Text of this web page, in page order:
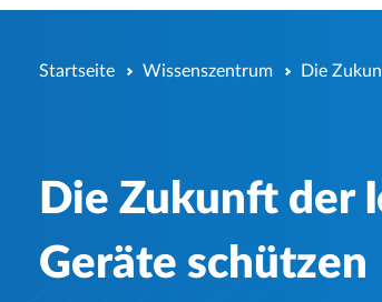
Startseite Wissenszentrum Die
Die Zukunft der
Geräte schützen